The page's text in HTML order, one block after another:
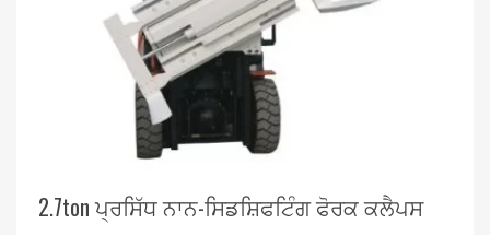
2.7ton ਪ੍ਰਸਿੱਧ ਨਾਨ-ਸਿਡਸ਼ਿਫਟਿੰਗ ਫੋਰਕ ਕਲੈਪਸ